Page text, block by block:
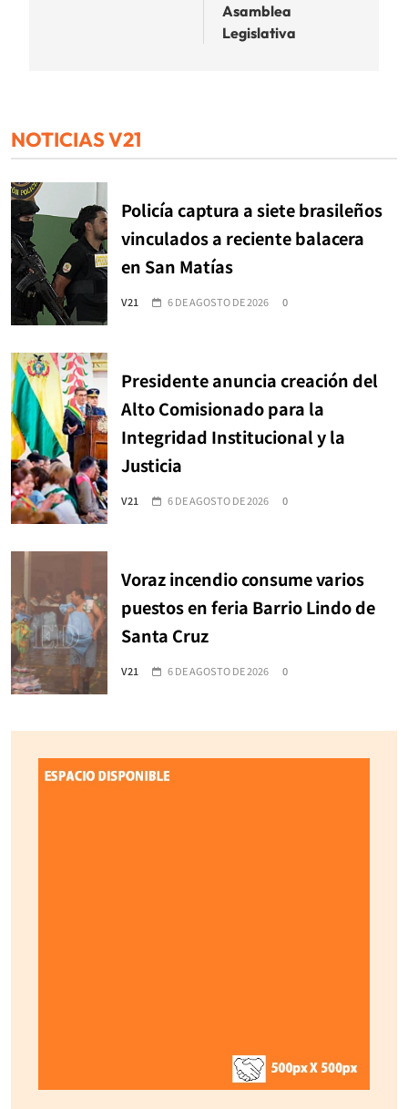
Asamblea
Legislativa
NOTICIAS V21
Policía captura a siete brasileños
vinculados a reciente balacera
en San Matías
V21 6 DE AGOSTO DE 2026 0
Presidente anuncia creación del
Alto Comisionado para la
Integridad Institucional y la
Justicia
V21 6 DE AGOSTO DE 2026 0
Voraz incendio consume varios
puestos en feria Barrio Lindo de
Santa Cruz
V21 6 DE AGOSTO DE 2026 0